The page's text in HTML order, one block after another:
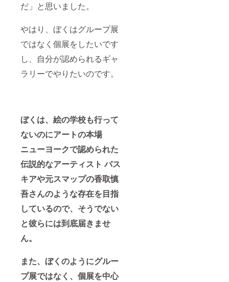
だ」と思いました。
やはり、ぼくはグループ展
ではなく個展をしたいです
し、自分が認められるギャ
ラリーでやりたいのです。
ぼくは、絵の学校も行って
ないのにアートの本場
ニューヨークで認められた
伝説的なアーティスト バス
キアや元スマップの香取慎
吾さんのような存在を目指
しているので、そうでない
と彼らには到底届きませ
ん。
また、ぼくのようにグルー
プ展ではなく、個展を中心